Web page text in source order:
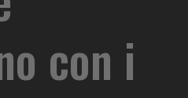
con i